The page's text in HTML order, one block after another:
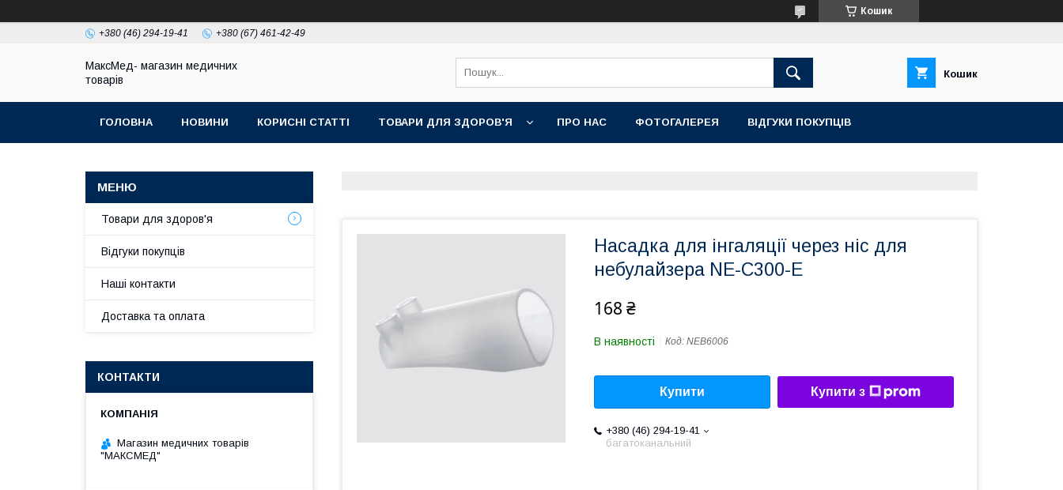
Кошик
+380 (46) 294-19-41 +380 (67) 461-42-49
МаксМед- магазин медичних
товарів
Кошик
ГОЛОВНА НОВИНИ КОРИСНІ СТАТТІ ТОВАРИ ДЛЯ ЗДОРОВ'Я ПРО НАС ФОТОГАЛЕРЕЯ ВІДГУКИ ПОКУПЦІВ
Насадка для інгаляції через ніс для
небулайзера NE-C300-E
168 ₴
В наявності Код: NEB6006
Купити Купити з
+380 (46) 294-19-41
багатоканальний
Товари для здоров'я
Відгуки покупців
Наші контакти
Доставка та оплата
КОНТАКТИ
Магазин медичних товарів
"МАКСМЕД"